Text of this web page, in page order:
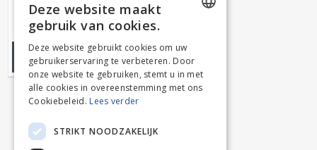
WANDERLUST OP ROL FRENCH
Deze website maakt
gebruik van cookies.
Deze website gebruikt cookies om uw
gebruikerservaring te verbeteren. Door
onze website te gebruiken, stemt u in met
alle cookies in overeenstemming met ons
Cookiebeleid. Lees verder
STRIKT NOODZAKELIJK